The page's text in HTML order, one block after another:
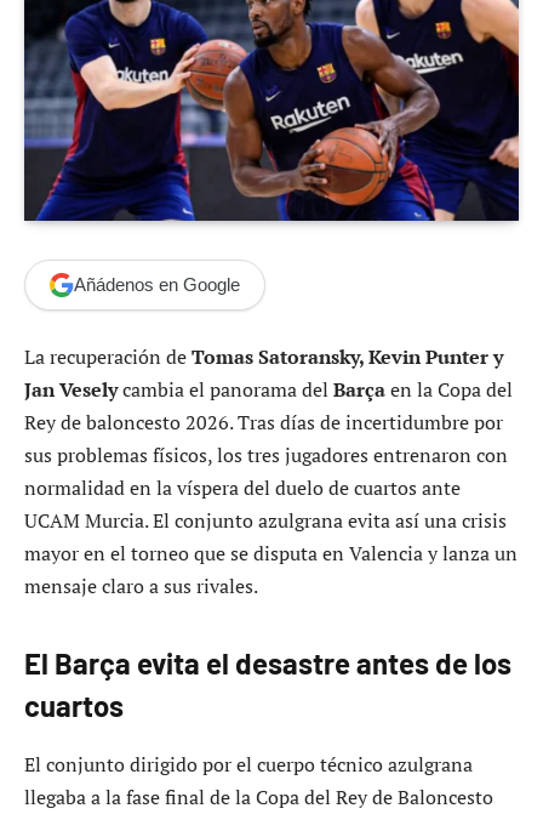
Añádenos en Google
La recuperación deTomas Satoransky, Kevin Punter y
Jan Veselycambia el panorama del Barçaen la Copa del
Rey de baloncesto 2026. Tras días de incertidumbre por
sus problemas físicos, los tres jugadores entrenaron con
normalidad en la víspera del duelo de cuartos ante
UCAM Murcia. El conjunto azulgrana evita así una crisis
mayor en el torneo que se disputa en Valencia y lanza un
mensaje claro a sus rivales.
El Barça evita el desastre antes de los
cuartos
El conjunto dirigido por el cuerpo técnico azulgrana
llegaba a la fase final de la Copa del Rey de Baloncesto